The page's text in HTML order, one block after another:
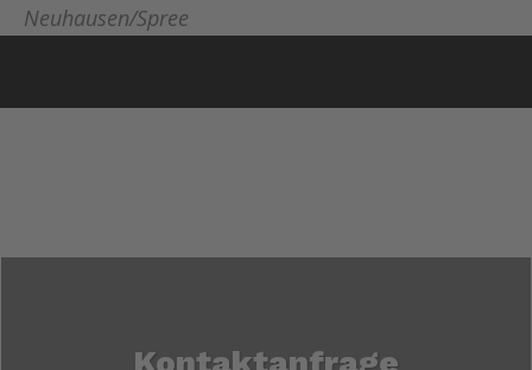
Neuhausen/Spree
Kontaktanfrage